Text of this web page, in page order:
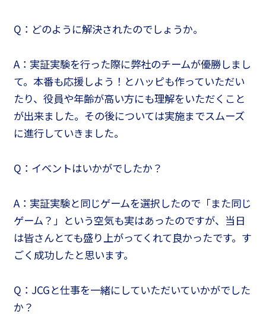
Q：どのように解決されたのでしょうか。
A：実証実験を行った際に弊社のチームが優勝しまし
て。本番も応援しよう！とハッピも作っていただい
たり、役員や年齢が高い方にも理解をいただくこと
が出来ました。その後については実施までスムーズ
に進行していきました。
Q：イベントはいかがでしたか？
A：実証実験と同じゲームを選択したので「また同じ
ゲーム？」という空気も実はあったのですが、当日
は皆さんとても盛り上がってくれて良かったです。す
ごく成功したと思います。
Q：JCGと仕事を一緒にしていただいていかがでした
か？